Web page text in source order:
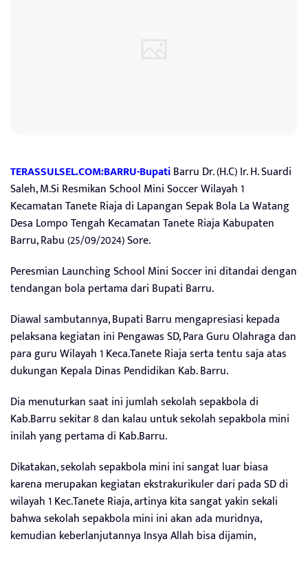
TERASSULSEL.COM:BARRU-BupatiBarru Dr. (H.C) Ir. H. Suardi
Saleh, M.Si Resmikan School Mini Soccer Wilayah 1
Kecamatan Tanete Riaja di Lapangan Sepak Bola La Watang
Desa Lompo Tengah Kecamatan Tanete Riaja Kabupaten
Barru, Rabu (25/09/2024) Sore.
Peresmian Launching School Mini Soccer ini ditandai dengan
tendangan bola pertama dari Bupati Barru.
Diawal sambutannya, Bupati Barru mengapresiasi kepada
pelaksana kegiatan ini Pengawas SD, Para Guru Olahraga dan
para guru Wilayah 1 Keca.Tanete Riaja serta tentu saja atas
dukungan Kepala Dinas Pendidikan Kab. Barru.
Dia menuturkan saat ini jumlah sekolah sepakbola di
Kab.Barru sekitar 8 dan kalau untuk sekolah sepakbola mini
inilah yang pertama di Kab.Barru.
Dikatakan, sekolah sepakbola mini ini sangat luar biasa
karena merupakan kegiatan ekstrakurikuler dari pada SD di
wilayah 1 Kec.Tanete Riaja, artinya kita sangat yakin sekali
bahwa sekolah sepakbola mini ini akan ada muridnya,
kemudian keberlanjutannya Insya Allah bisa dijamin,